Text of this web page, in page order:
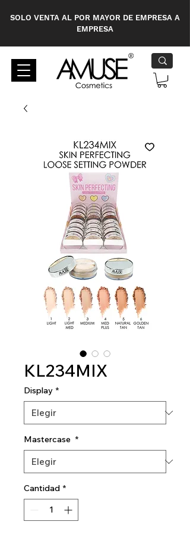
SOLO VENTA AL POR MAYOR DE EMPRESA A
EMPRESA
KL234MIX
Display *
Mastercase *
Cantidad *